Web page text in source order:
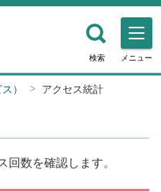
検索 メニュー
） アクセス統計
回数を確認します。